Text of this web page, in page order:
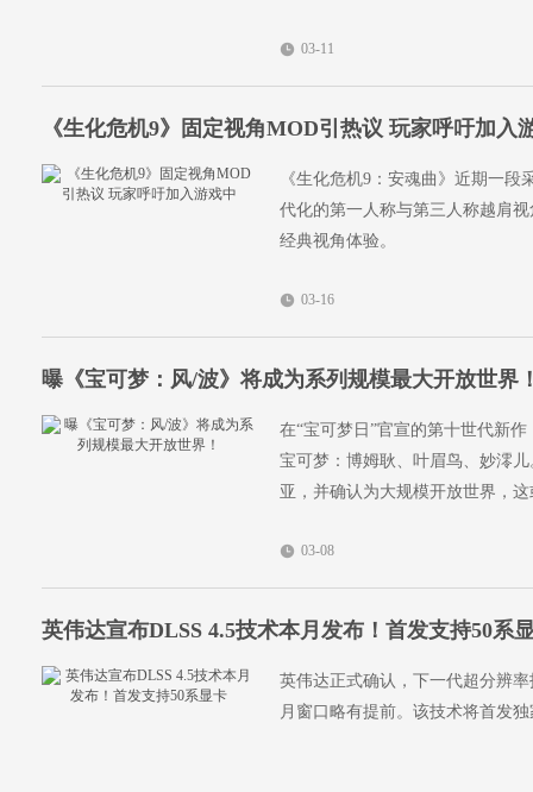
03-11
《生化危机9》固定视角MOD引热议 玩家呼吁加入
《生化危机9：安魂曲》近期一
代化的第一人称与第三人称越肩
经典视角体验。
03-16
曝《宝可梦：风/波》将成为系列规模最大开放世界
在“宝可梦日”官宣的第十世代新
宝可梦：博姆耿、叶眉鸟、妙澪
亚，并确认为大规模开放世界，
03-08
英伟达宣布DLSS 4.5技术本月发布！首发支持50系
英伟达正式确认，下一代超分辨
月窗口略有提前。该技术将首发